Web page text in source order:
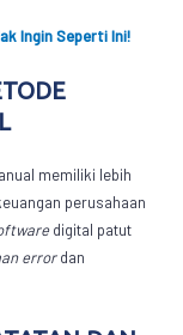
Ingin Seperti Ini!
memiliki lebih
perusahaan
digital patut
errordan